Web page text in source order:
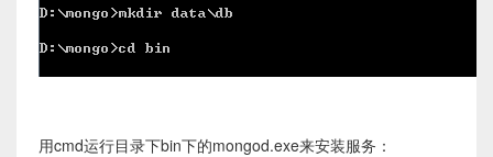
用cmd运行目录下bin下的mongod.exe来安装服务：